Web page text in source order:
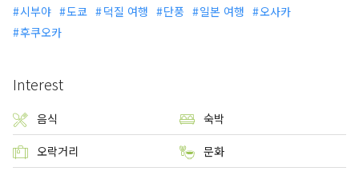
시부야 도쿄 덕질 여행 단풍 일본 여행
오사카
후쿠오카
Interest
음식 숙박
오락거리 문화